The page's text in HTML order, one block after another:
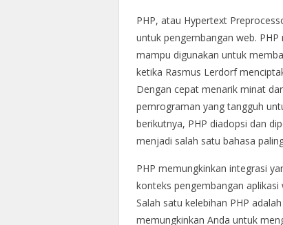
PHP, atau Hypertext
untuk pengembangan web.
mampu digunakan untuk
ketika Rasmus Lerdorf
Dengan cepat menarik minat
pemrograman yang tangguh
berikutnya, PHP diadopsi dan
menjadi salah satu bahasa
PHP memungkinkan integrasi
konteks pengembangan
Salah satu kelebihan PHP
memungkinkan Anda untuk